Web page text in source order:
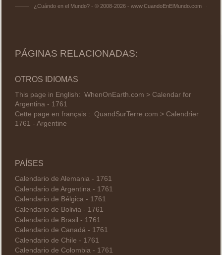
¿Cuándo en el Mundo? - © 2008-2026 - www.CuandoEnElMundo.com
PÁGINAS RELACIONADAS:
OTROS IDIOMAS
This page in English: WhenOnEarth.com > Calendar for
Argentina - 1761
Cette page en français : QuandSurTerre.com > Calendrier
1761 - Argentine
PAÍSES
Calendario de Alemania - 1761
Calendario de Argentina - 1761
Calendario de Bélgica - 1761
Calendario de Bolivia - 1761
Calendario de Brasil - 1761
Calendario de Canadá - 1761
Calendario de Chile - 1761
Calendario de Colombia - 1761